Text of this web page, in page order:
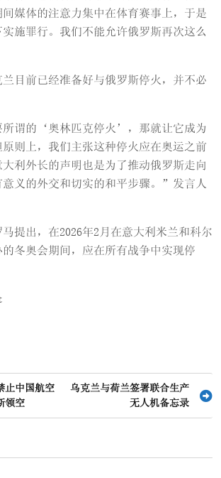
媒体的注意力集中在体育赛事上，于是
施罪行。我们不能允许俄罗斯再次这么
目前已经准备好与俄罗斯停火，并不必
所谓的‘奥林匹克停火’，那就让它成为
则上，我们主张这种停火应在奥运之前
利外长的声明也是为了推动俄罗斯走向
意义的外交和切实的和平步骤。”发言人
提出，在2026年2月在意大利米兰和科尔
冬奥会期间，应在所有战争中实现停
止中国航空
领空
乌克兰与荷兰签署联合生产
无人机备忘录